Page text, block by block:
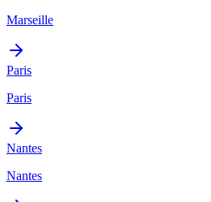
Marseille
Paris
Paris
Nantes
Nantes